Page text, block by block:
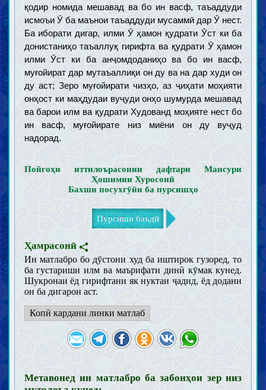
қодир номида мешавад ва бо ин васф, таъаддуди
исмоъи Ӯ ба маънои таъаддуди мусаммӣ дар Ӯ нест.
Ба иборати дигар, илми Ӯ ҳамон қудрати Ӯст ки ба
донистаниҳо таъаллуқ гирифта ва қудрати Ӯ ҳамон
илми Ӯст ки ба анҷомдоданиҳо ва бо ин васф,
муғойират дар мутаъаллиқи он ду ва на дар худи он
ду аст; Зеро муғойирати чизҳо, аз ҷиҳати моҳияти
онҳост ки маҳдудаи вуҷуди онҳо шумурда мешавад
ва барои илм ва қудрати Худованд моҳияте нест бо
ин васф, муғойирате низ миёни он ду вуҷуд
надорад.
Пойгоҳи иттилоърасонии дафтари Мансури
Ҳошимии Хуросонӣ
Бахши посухгӯйи ба пурсишҳо
Пурсиши баъдӣ
Ҳамрасонӣ
Ин матлабро бо дӯстони худ ба иштирок гузоред, то
ба густариши илм ва маърифати динӣ кӯмак кунед.
Шукронаи ёд гирифтани як нуктаи ҷадид, ёд додани
он ба дигарон аст.
Копӣ кардани линки матлаб
Метавонед ин матлабро ба забонҳои зер низ